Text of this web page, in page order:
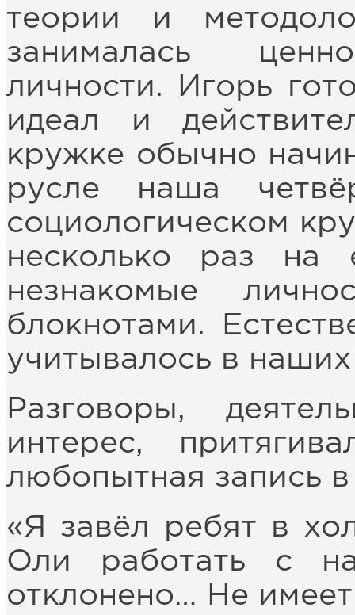
теории и
занималась
личности. Игорь
идеал и
кружке обычно
русле наша
социологическом
несколько раз на
незнакомые
блокнотами.
учитывалось в
Разговоры,
интерес,
любопытная запись
«Я завёл ребят в
Оли работать с
отклонено… Не